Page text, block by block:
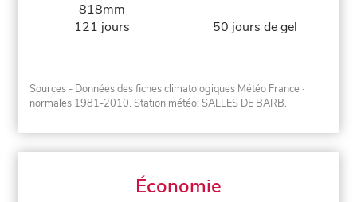
818mm
121 jours
50 jours de gel
Sources - Données des fiches climatologiques Météo France ·
normales 1981-2010. Station météo: SALLES DE BARB.
Économie